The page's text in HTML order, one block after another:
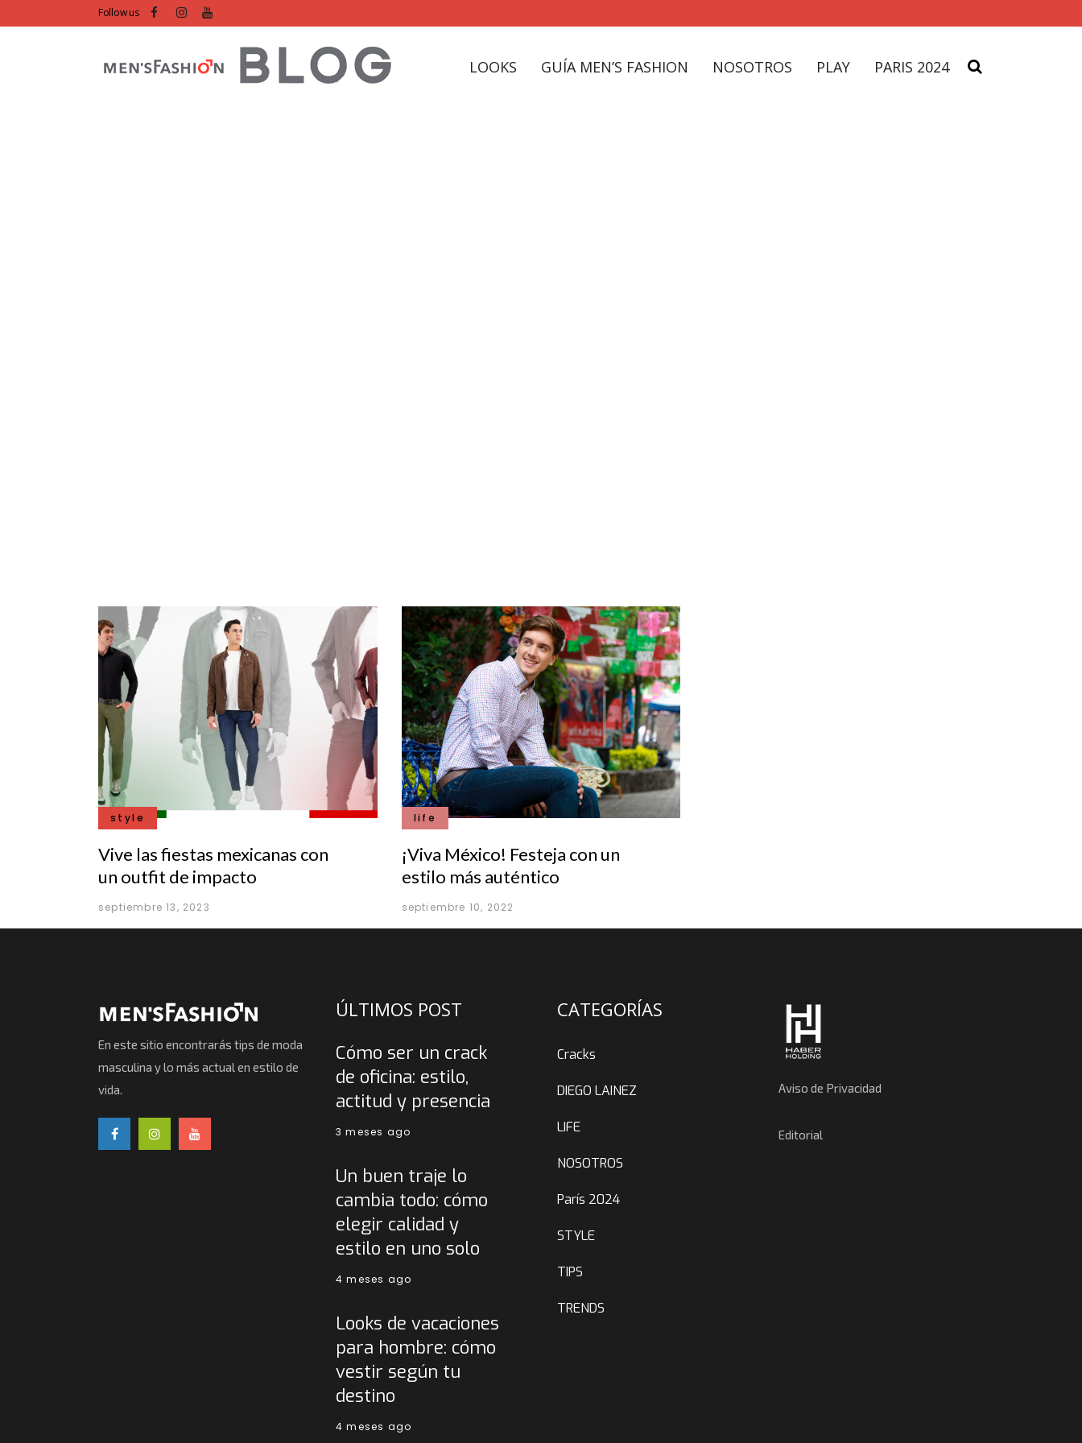
Follow us
LOOKS GUÍA MEN’S FASHION NOSOTROS PLAY PARIS 2024
style
Vive las fiestas mexicanas con
un outfit de impacto
septiembre 13, 2023
life
¡Viva México! Festeja con un
estilo más auténtico
septiembre 10, 2022
En este sitio encontrarás tips de moda
masculina y lo más actual en estilo de
vida.
ÚLTIMOS POST
Cómo ser un crack
de oficina: estilo,
actitud y presencia
3 meses ago
Un buen traje lo
cambia todo: cómo
elegir calidad y
estilo en uno solo
4 meses ago
Looks de vacaciones
para hombre: cómo
vestir según tu
destino
4 meses ago
CATEGORÍAS
Cracks
DIEGO LAINEZ
LIFE
NOSOTROS
París 2024
STYLE
TIPS
TRENDS
Aviso de Privacidad
Editorial